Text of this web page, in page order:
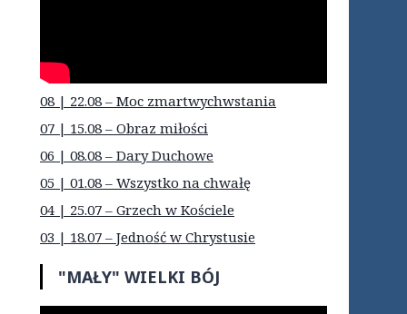
08 | 22.08 – Moc zmartwychwstania
07 | 15.08 – Obraz miłości
06 | 08.08 – Dary Duchowe
05 | 01.08 – Wszystko na chwałę
04 | 25.07 – Grzech w Kościele
03 | 18.07 – Jedność w Chrystusie
"MAŁY" WIELKI BÓJ